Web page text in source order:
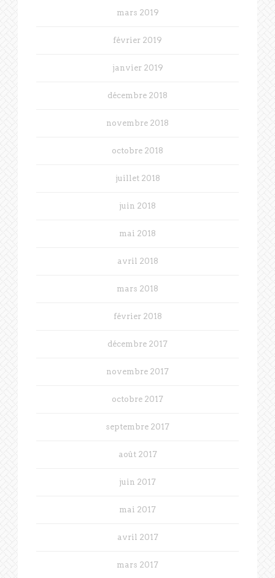
mars 2019
février 2019
janvier 2019
décembre 2018
novembre 2018
octobre 2018
juillet 2018
juin 2018
mai 2018
avril 2018
mars 2018
février 2018
décembre 2017
novembre 2017
octobre 2017
septembre 2017
août 2017
juin 2017
mai 2017
avril 2017
mars 2017